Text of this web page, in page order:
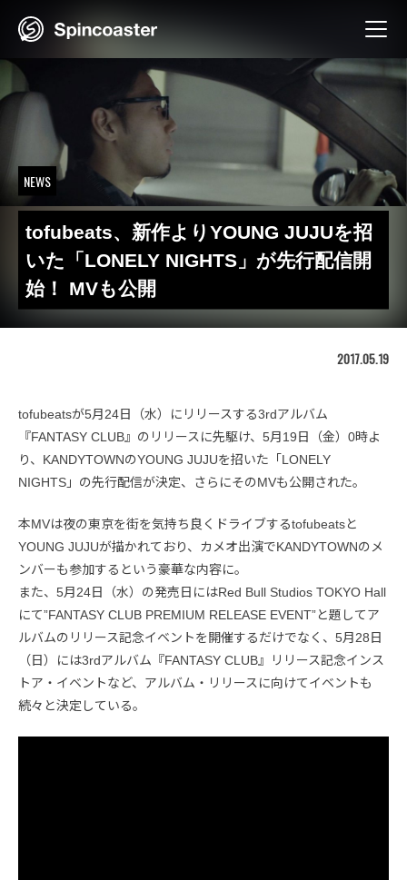
NEWS
tofubeats、新作よりYOUNG JUJUを招
いた「LONELY NIGHTS」が先行配信開
始！ MVも公開
2017.05.19
tofubeatsが5月24日（水）にリリースする3rdアルバム
『FANTASY CLUB』のリリースに先駆け、5月19日（金）0時よ
り、KANDYTOWNのYOUNG JUJUを招いた「LONELY
NIGHTS」の先行配信が決定、さらにそのMVも公開された。
本MVは夜の東京を街を気持ち良くドライブするtofubeatsと
YOUNG JUJUが描かれており、カメオ出演でKANDYTOWNのメ
ンバーも参加するという豪華な内容に。
また、5月24日（水）の発売日にはRed Bull Studios TOKYO Hall
にて”FANTASY CLUB PREMIUM RELEASE EVENT”と題してア
ルバムのリリース記念イベントを開催するだけでなく、5月28日
（日）には3rdアルバム『FANTASY CLUB』リリース記念インス
トア・イベントなど、アルバム・リリースに向けてイベントも
続々と決定している。